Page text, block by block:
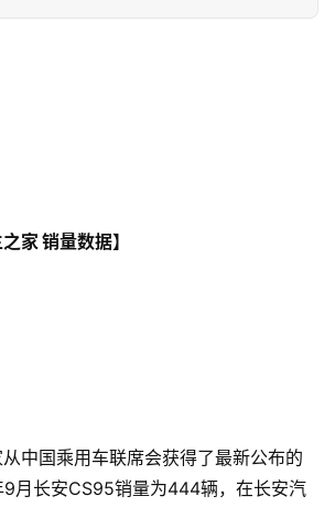
【车主之家 销量数据】
月长安CS95销量为444辆，在长安汽